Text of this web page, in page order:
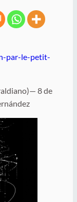
par-le-petit-
8 de